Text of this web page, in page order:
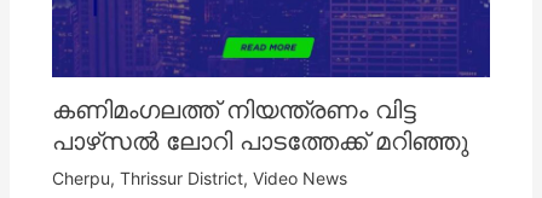
കണിമംഗലത്ത് നിയന്ത്രണം വിട്ട
പാഴ്‌സൽ ലോറി പാടത്തേക്ക് മറിഞ്ഞു
Cherpu, Thrissur District, Video News